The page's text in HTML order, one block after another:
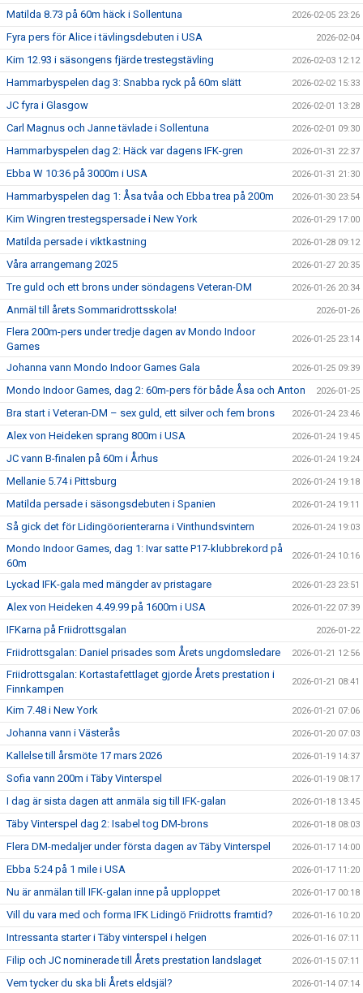
Matilda 8.73 på 60m häck i Sollentuna 2026-02-05 23:26
Fyra pers för Alice i tävlingsdebuten i USA 2026-02-04
Kim 12.93 i säsongens fjärde trestegstävling 2026-02-03 12:12
Hammarbyspelen dag 3: Snabba ryck på 60m slätt 2026-02-02 15:33
JC fyra i Glasgow 2026-02-01 13:28
Carl Magnus och Janne tävlade i Sollentuna 2026-02-01 09:30
Hammarbyspelen dag 2: Häck var dagens IFK-gren 2026-01-31 22:37
Ebba W 10:36 på 3000m i USA 2026-01-31 21:30
Hammarbyspelen dag 1: Åsa tvåa och Ebba trea på 200m 2026-01-30 23:54
Kim Wingren trestegspersade i New York 2026-01-29 17:00
Matilda persade i viktkastning 2026-01-28 09:12
Våra arrangemang 2025 2026-01-27 20:35
Tre guld och ett brons under söndagens Veteran-DM 2026-01-26 20:34
Anmäl till årets Sommaridrottsskola! 2026-01-26
Flera 200m-pers under tredje dagen av Mondo Indoor
Games
2026-01-25 23:14
Johanna vann Mondo Indoor Games Gala 2026-01-25 09:39
Mondo Indoor Games, dag 2: 60m-pers för både Åsa och Anton 2026-01-25
Bra start i Veteran-DM – sex guld, ett silver och fem brons 2026-01-24 23:46
Alex von Heideken sprang 800m i USA 2026-01-24 19:45
JC vann B-finalen på 60m i Århus 2026-01-24 19:24
Mellanie 5.74 i Pittsburg 2026-01-24 19:18
Matilda persade i säsongsdebuten i Spanien 2026-01-24 19:11
Så gick det för Lidingöorienterarna i Vinthundsvintern 2026-01-24 19:03
Mondo Indoor Games, dag 1: Ivar satte P17-klubbrekord på
60m
2026-01-24 10:16
Lyckad IFK-gala med mängder av pristagare 2026-01-23 23:51
Alex von Heideken 4.49.99 på 1600m i USA 2026-01-22 07:39
IFKarna på Friidrottsgalan 2026-01-22
Friidrottsgalan: Daniel prisades som Årets ungdomsledare 2026-01-21 12:56
Friidrottsgalan: Kortastafettlaget gjorde Årets prestation i
Finnkampen
2026-01-21 08:41
Kim 7.48 i New York 2026-01-21 07:06
Johanna vann i Västerås 2026-01-20 07:03
Kallelse till årsmöte 17 mars 2026 2026-01-19 14:37
Sofia vann 200m i Täby Vinterspel 2026-01-19 08:17
I dag är sista dagen att anmäla sig till IFK-galan 2026-01-18 13:45
Täby Vinterspel dag 2: Isabel tog DM-brons 2026-01-18 08:03
Flera DM-medaljer under första dagen av Täby Vinterspel 2026-01-17 14:00
Ebba 5:24 på 1 mile i USA 2026-01-17 11:20
Nu är anmälan till IFK-galan inne på upploppet 2026-01-17 00:18
Vill du vara med och forma IFK Lidingö Friidrotts framtid? 2026-01-16 10:20
Intressanta starter i Täby vinterspel i helgen 2026-01-16 07:11
Filip och JC nominerade till Årets prestation landslaget 2026-01-15 07:11
Vem tycker du ska bli Årets eldsjäl? 2026-01-14 07:14